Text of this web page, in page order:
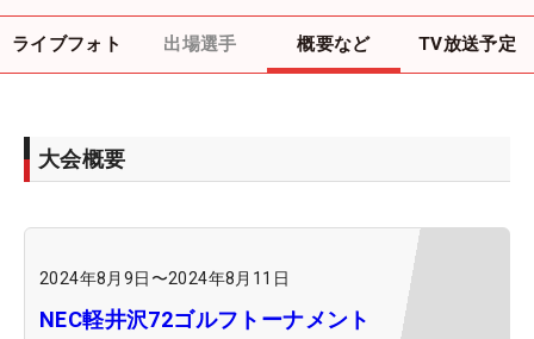
ライブフォト 出場選手 概要など TV放送予定
大会概要
2024年8月9日 〜2024年8月11日
NEC軽井沢72ゴルフトーナメント